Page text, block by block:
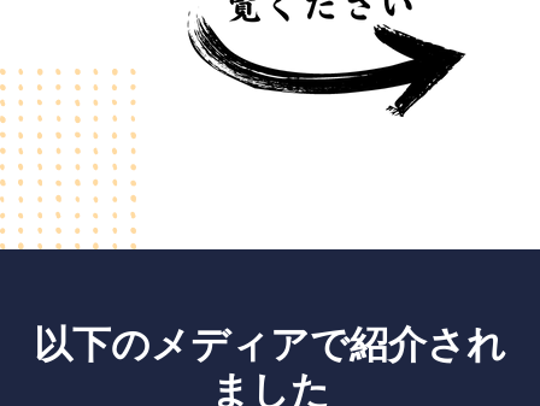
以下のメディアで紹介され
ました